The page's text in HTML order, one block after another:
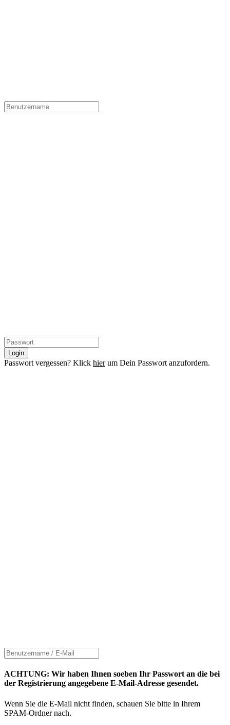
Login
Passwort vergessen? Klick hierum Dein Passwort anzufordern.
ACHTUNG: Wir haben Ihnen soeben Ihr Passwort an die bei
der Registrierung angegebene E-Mail-Adresse gesendet.
Wenn Sie die E-Mail nicht finden, schauen Sie bitte in Ihrem
SPAM-Ordner nach.